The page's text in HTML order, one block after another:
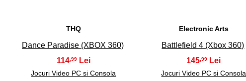
THQ
Dance Paradise (XBOX 360)
114,99
Jocuri Video PC si Consola
Electronic Arts
Battlefield 4 (Xbox 360)
145,99
Jocuri Video PC si Consola